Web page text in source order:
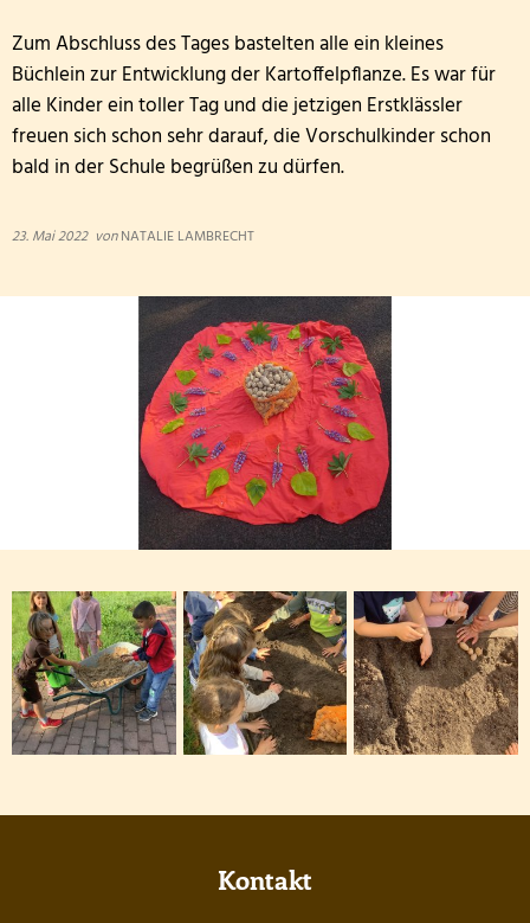
Zum Abschluss des Tages bastelten alle ein kleines
Büchlein zur Entwicklung der Kartoffelpflanze. Es war für
alle Kinder ein toller Tag und die jetzigen Erstklässler
freuen sich schon sehr darauf, die Vorschulkinder schon
bald in der Schule begrüßen zu dürfen.
23. Mai 2022 vonNATALIE LAMBRECHT
Kontakt